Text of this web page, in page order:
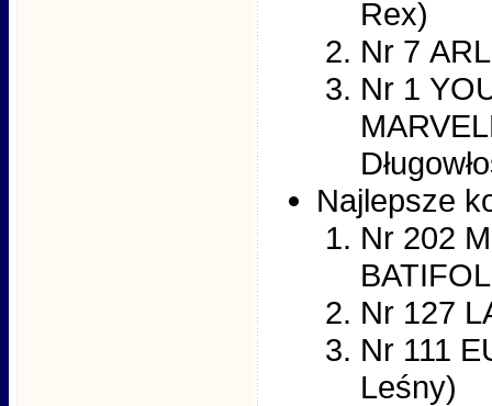
Rex)
Nr 7
Nr 1
Najlepsze
Nr 202
Nr 127
Nr 111
Leśny)